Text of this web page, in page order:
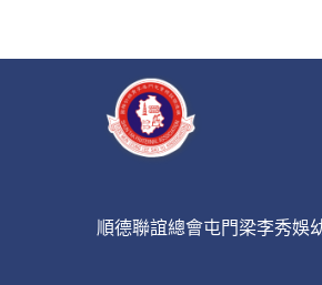
順德聯誼總會屯門梁李秀娛